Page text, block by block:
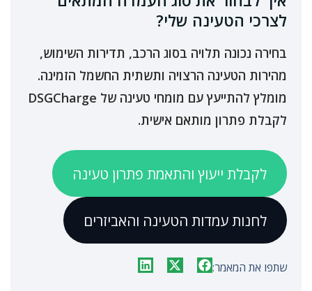
לצרכי הטעינה שלי?
בחירה נכונה תלויה בסוג הרכב, תדירות השימוש,
מהירות הטעינה הרצויה ותשתית החשמל הזמינה.
מומלץ להתייעץ עם מומחי טעינה של DSGCharge
לקבלת פתרון מותאם אישית.
לקבלת ייעוץ והתאמת פתרון טעינה
לחנות עמדות הטעינה והאביזרים
שתפו את המאמר: